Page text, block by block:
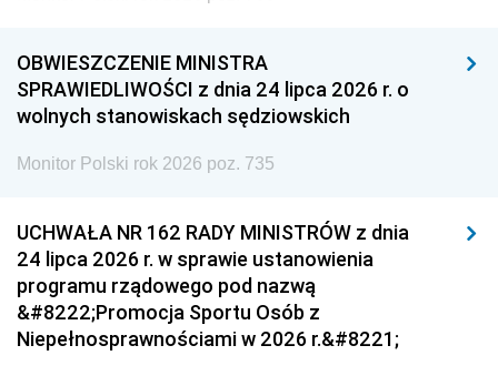
OBWIESZCZENIE MINISTRA
SPRAWIEDLIWOŚCI z dnia 24 lipca 2026 r. o
wolnych stanowiskach sędziowskich
Monitor Polski rok 2026 poz. 735
UCHWAŁA NR 162 RADY MINISTRÓW z dnia
24 lipca 2026 r. w sprawie ustanowienia
programu rządowego pod nazwą
&#8222;Promocja Sportu Osób z
Niepełnosprawnościami w 2026 r.&#8221;